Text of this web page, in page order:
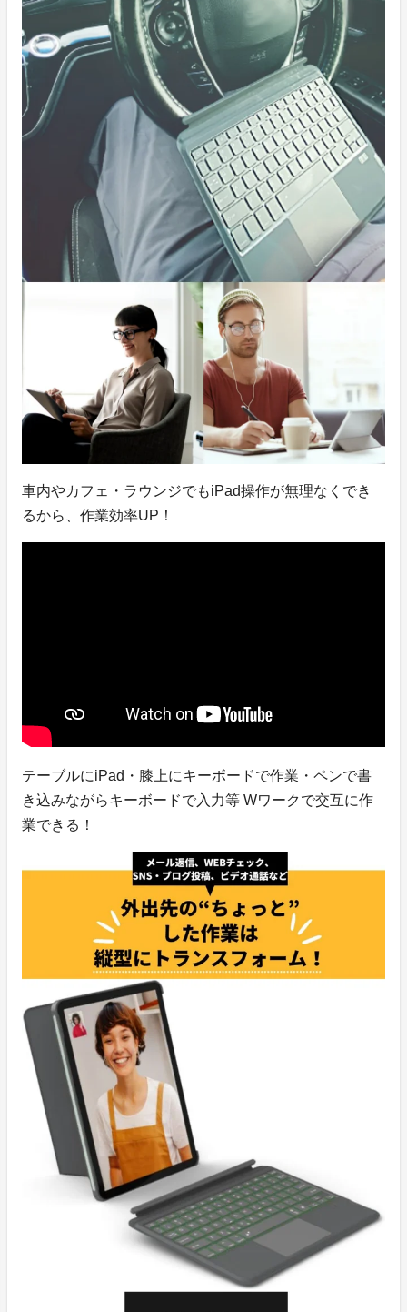
車内やカフェ・ラウンジでもiPad操作が無理なくでき
るから、作業効率UP！
テーブルにiPad・膝上にキーボードで作業・ペンで書
き込みながらキーボードで入力等 Wワークで交互に作
業できる！